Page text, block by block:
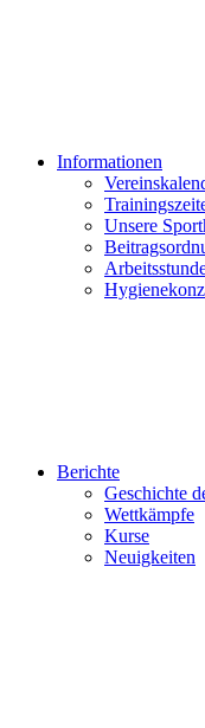
Informationen
Unsere
Berichte
Geschichte
Wettkämpfe
Kurse
Neuigkeiten